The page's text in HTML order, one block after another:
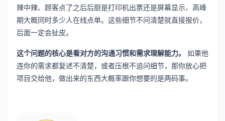
辣中辣、顾客点了之后后厨是打印机出票还是屏幕显示、高峰
期大概同时多少人在线点单。这些细节不问清楚就直接报价，
后面一定会扯皮。
这个问题的核心是看对方的沟通习惯和需求理解能力。
如果他
连你的需求都复述不清楚，或者压根不追问细节，那你放心把
项目交给他，做出来的东西大概率跟你想要的是两码事。